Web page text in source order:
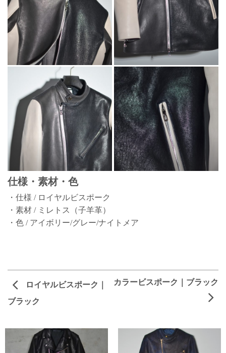
仕様・素材・色
・仕様 / ロイヤルビスポーク
・素材 / ミレトス（子羊革）
・色 / アイボリー/グレー/ナイトメア
ロイヤルビスポーク｜
ブラック
カラービスポーク｜ブラック